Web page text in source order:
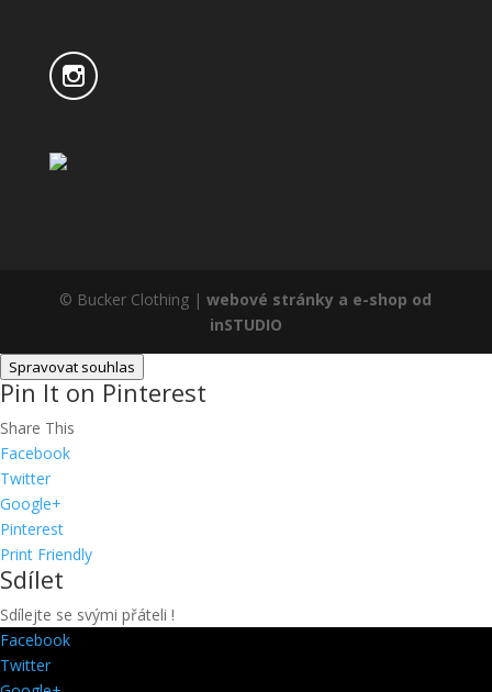
© Bucker Clothing |webové stránky a e-shop od
inSTUDIO
Spravovat souhlas
Pin It on Pinterest
Share This
Facebook
Twitter
Google+
Pinterest
Print Friendly
Sdílet
Sdílejte se svými přáteli !
Facebook
Twitter